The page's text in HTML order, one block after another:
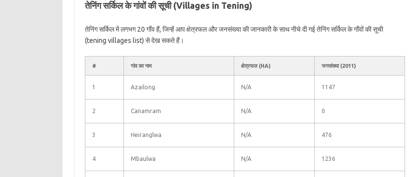
तेनिंग सर्किल के गांवों की सूची (Villages in Tening)
तेनिंग सर्किल में लगभग 20 गाँव हैं, जिन्हें आप क्षेत्रफल और जनसंख्या की जानकारी के साथ नीचे दी गई तेनिंग सर्किल के गाँवों की सूची
(tening villages list) से देख सकते हैं।
# गांव का नाम क्षेत्रफल (HA) जनसंख्या (2011)
1 Azailong N/A 1147
2 Canamram N/A 0
3 Heiranglwa N/A 476
4 Mbaulwa N/A 1236